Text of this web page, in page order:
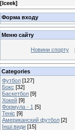
[Iceek]
Форма входу
Меню сайту
Новини спорту
Categories
Футбол [127]
Бокс [32]
Баскетбол [9]
Хокей [9]
Формула - 1 [5]
Теніс [9]
Американский футбол [2]
Інші види [15]